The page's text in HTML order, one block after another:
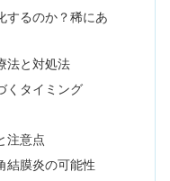
するのか？稀にあ
法と対処法
くタイミング
注意点
結膜炎の可能性